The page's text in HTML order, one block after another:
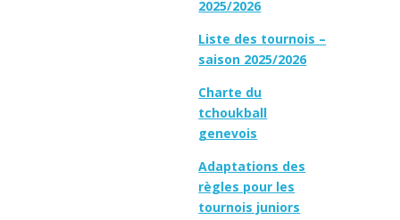
2025/2026
Liste des tournois –
saison 2025/2026
Charte du
tchoukball
genevois
Adaptations des
règles pour les
tournois juniors